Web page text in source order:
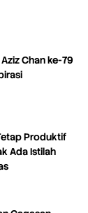
Chan ke-79
Produktif
Ada Istilah